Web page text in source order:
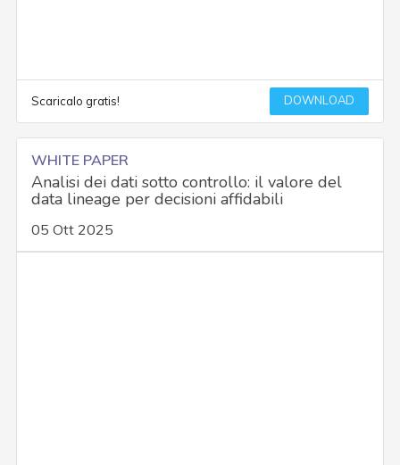
Scaricalo gratis! DOWNLOAD
WHITE PAPER
Analisi dei dati sotto controllo: il valore del
data lineage per decisioni affidabili
05 Ott 2025